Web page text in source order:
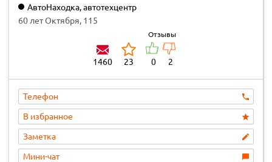
АвтоНаходка, автотехцентр
60 лет Октября, 115
1460 23
Отзывы
0 2
Телефон
В избранное
Заметка
Мини-чат